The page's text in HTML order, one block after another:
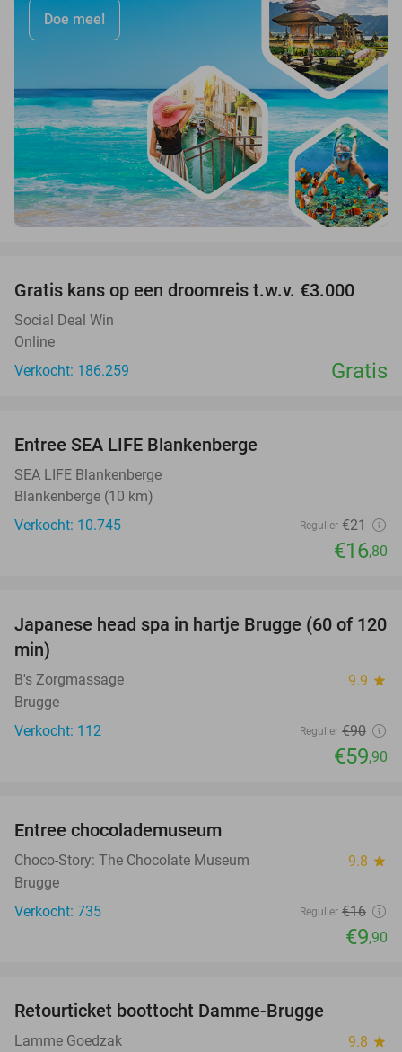
Doe mee!
Gratis kans op een droomreis t.w.v. €3.000
Social Deal Win
Online
Verkocht: 186.259
Gratis
Entree SEA LIFE Blankenberge
SEA LIFE Blankenberge
Blankenberge (10 km)
Verkocht: 10.745
Regulier €21
€16,80
33%
Japanese head spa in hartje Brugge (60 of 120
min)
B's Zorgmassage 9.9 star
Brugge
Verkocht: 112
Regulier €90
€59,90
Entree chocolademuseum
Choco-Story: The Chocolate Museum 9.8 star
Brugge
Verkocht: 735
Regulier €16
€9,90
Retourticket boottocht Damme-Brugge
Lamme Goedzak 9.8 star